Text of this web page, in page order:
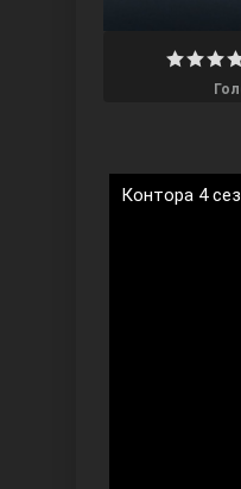
Три
Контора 4